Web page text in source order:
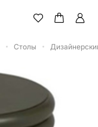
Столы